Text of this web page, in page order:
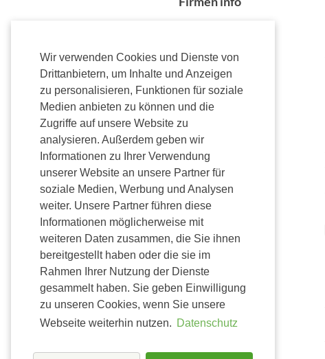
Wir verwenden Cookies und Dienste von
Drittanbietern, um Inhalte und Anzeigen
zu personalisieren, Funktionen für soziale
Medien anbieten zu können und die
Zugriffe auf unsere Website zu
analysieren. Außerdem geben wir
Informationen zu Ihrer Verwendung
unserer Website an unsere Partner für
soziale Medien, Werbung und Analysen
weiter. Unsere Partner führen diese
Informationen möglicherweise mit
weiteren Daten zusammen, die Sie ihnen
bereitgestellt haben oder die sie im
Rahmen Ihrer Nutzung der Dienste
gesammelt haben. Sie geben Einwilligung
zu unseren Cookies, wenn Sie unsere
Webseite weiterhin nutzen. Datenschutz
Unsere Stores
Jobs
Franchise
Fulfillment
Nachhaltigkeit
Zahlung